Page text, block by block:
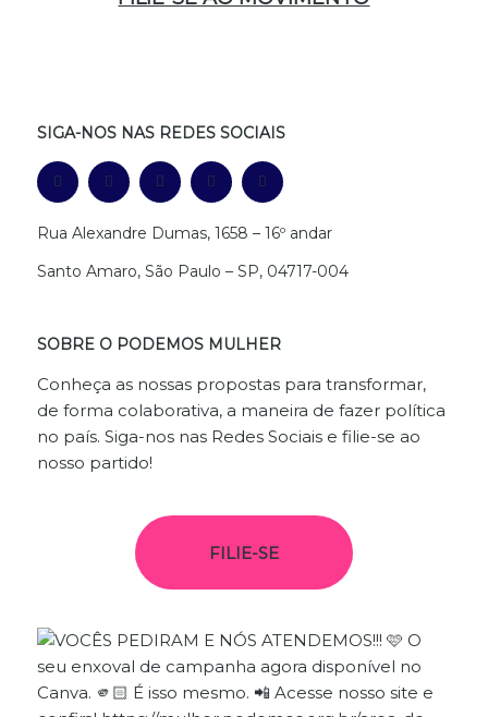
SIGA-NOS NAS REDES SOCIAIS
Rua Alexandre Dumas, 1658 – 16º andar
Santo Amaro, São Paulo – SP, 04717-004
SOBRE O PODEMOS MULHER
Conheça as nossas propostas para transformar,
de forma colaborativa, a maneira de fazer política
no país. Siga-nos nas Redes Sociais e filie-se ao
nosso partido!
FILIE-SE